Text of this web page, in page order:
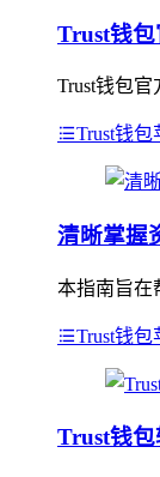
Trust钱
Trust钱包
Trust钱
清晰掌握
本指南旨在
Trust钱
Trust钱